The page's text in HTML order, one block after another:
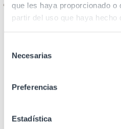
que les haya proporcionado o
partir del uso que haya hecho
Necesarias
Preferencias
Estadística